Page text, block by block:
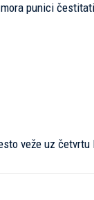
punici čestitati
veže uz četvrtu